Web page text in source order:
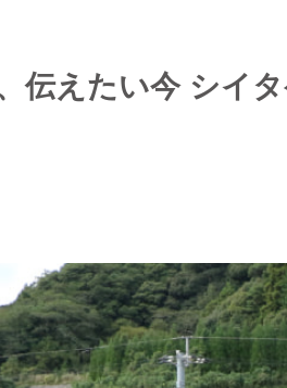
伝えたい今 シイ